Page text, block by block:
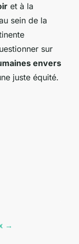
et à la
sein de la
sur
envers
juste équité.
→